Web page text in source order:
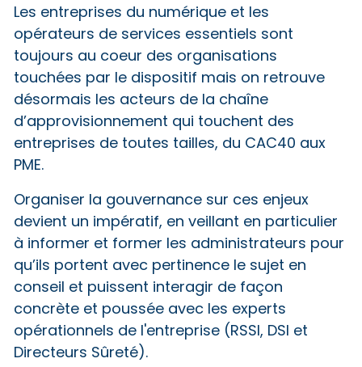
Les entreprises du numérique et les
opérateurs de services essentiels sont
toujours au coeur des organisations
touchées par le dispositif mais on retrouve
désormais les acteurs de la chaîne
d’approvisionnement qui touchent des
entreprises de toutes tailles, du CAC40 aux
PME.
Organiser la gouvernance sur ces enjeux
devient un impératif, en veillant en particulier
à informer et former les administrateurs pour
qu’ils portent avec pertinence le sujet en
conseil et puissent interagir de façon
concrète et poussée avec les experts
opérationnels de l'entreprise (RSSI, DSI et
Directeurs Sûreté).